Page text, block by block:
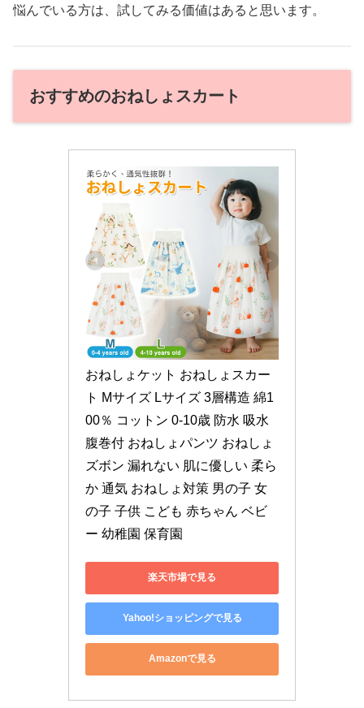
悩んでいる方は、試してみる価値はあると思います。
おすすめのおねしょスカート
おねしょケット おねしょスカー
ト Mサイズ Lサイズ 3層構造 綿1
00％ コットン 0-10歳 防水 吸水
腹巻付 おねしょパンツ おねしょ
ズボン 漏れない 肌に優しい 柔ら
か 通気 おねしょ対策 男の子 女
の子 子供 こども 赤ちゃん ベビ
ー 幼稚園 保育園
楽天市場で見る
Yahoo!ショッピングで見る
Amazonで見る